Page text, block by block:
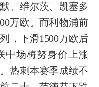
、维尔茨、凯塞多
万欧。而利物浦前
，下滑1500万欧后
中场梅努身价上涨
热刺本赛季成绩不